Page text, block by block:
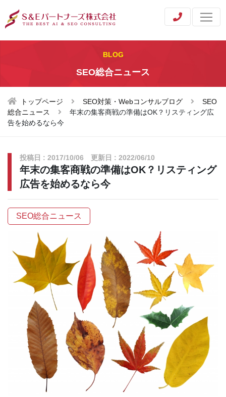
BLOG
SEO総合ニュース
トップページ SEO対策・Webコンサルブログ
SEO
総合ニュース
年末の集客商戦の準備はOK？リスティング広
告を始めるなら今
投稿日 : 2017/10/06 更新日 : 2022/06/10
年末の集客商戦の準備はOK？リスティング
広告を始めるなら今
SEO総合ニュース